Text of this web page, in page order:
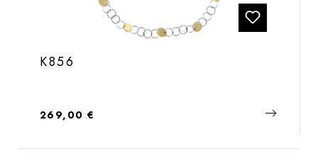
K856
Regulärer Preis:
269,00 €